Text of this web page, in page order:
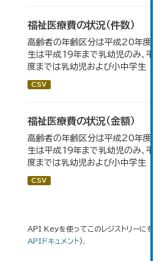
福祉医療費の状況（件数）
高齢者の年齢区分は平成20年度か
生は平成19年まで乳幼児のみ、平
度までは乳幼児および小中学生
CSV
福祉医療費の状況（金額）
高齢者の年齢区分は平成20年度か
生は平成19年まで乳幼児のみ、平
度までは乳幼児および小中学生
CSV
API Keyを使ってこのレジストリーにもア
APIドキュメント).